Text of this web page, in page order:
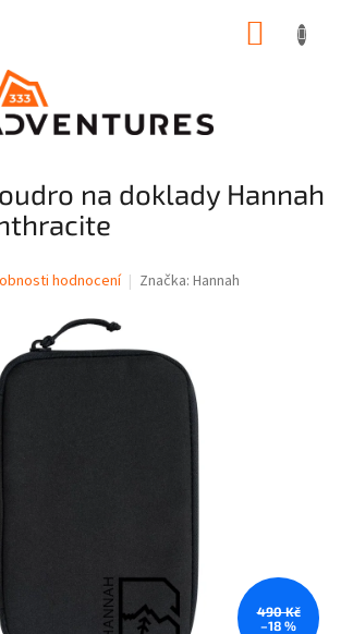
na doklady Hannah
hodnocení Značka: Hannah
490 Kč
–18 %